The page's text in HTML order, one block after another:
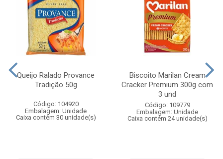
Queijo Ralado Provance
Tradição 50g
Código: 104920
Embalagem: Unidade
Caixa contém 30 unidade(s)
Biscoito Marilan Cream
Cracker Premium 300g com
3 und
Código: 109779
Embalagem: Unidade
Caixa contém 24 unidade(s)